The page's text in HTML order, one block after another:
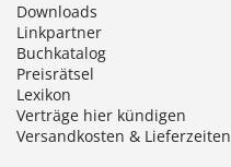
Downloads
Linkpartner
Buchkatalog
Preisrätsel
Lexikon
Verträge hier kündigen
Versandkosten & Lieferzeiten